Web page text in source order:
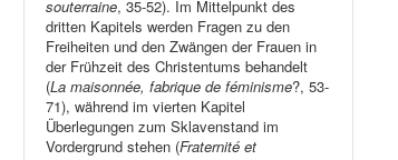
souterraine, 35-52). Im Mittelpunkt des
dritten Kapitels werden Fragen zu den
Freiheiten und den Zwängen der Frauen in
der Frühzeit des Christentums behandelt
(La maisonnée, fabrique de féminisme?, 53-
71), während im vierten Kapitel
Überlegungen zum Sklavenstand im
Vordergrund stehen (Fraternité et